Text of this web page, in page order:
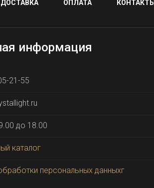
ДОСТАВКА ОПЛАТА КОНТАКТЫ
информация
21-55
до 18.00
каталог
персональных данныхг